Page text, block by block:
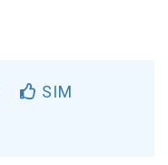
SIM